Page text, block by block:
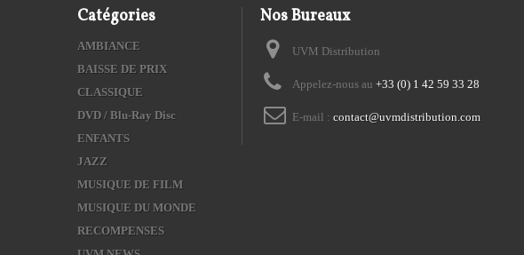
Catégories
AMBIANCE
BAISSE DE PRIX
CLASSIQUE
DVD / Blu-Ray Disc
ENFANTS
JAZZ
MUSIQUE DE FILM
MUSIQUE DU MONDE
RECOMPENSES
Nos Bureaux
UVM Distribution
Appelez-nous au +33 (0) 1 42 59 33 28
E-mail : contact@uvmdistribution.com